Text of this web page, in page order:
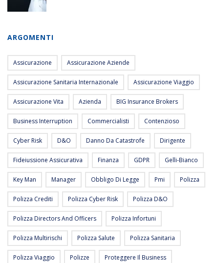
ARGOMENTI
Assicurazione Assicurazione Aziende
Assicurazione Sanitaria Internazionale Assicurazione Viaggio
Assicurazione Vita Azienda BIG Insurance Brokers
Business Interruption Commercialisti Contenzioso
Cyber Risk D&O Danno Da Catastrofe Dirigente
Fideiussione Assicurativa Finanza GDPR Gelli-Bianco
Key Man Manager Obbligo Di Legge Pmi Polizza
Polizza Crediti Polizza Cyber Risk Polizza D&O
Polizza Directors And Officers Polizza Infortuni
Polizza Multirischi Polizza Salute Polizza Sanitaria
Polizza Viaggio Polizze Proteggere Il Business